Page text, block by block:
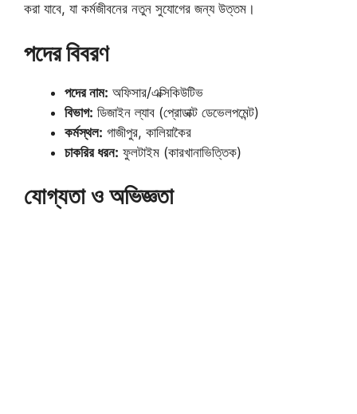
করা যাবে, যা কর্মজীবনের নতুন সুযোগের জন্য উত্তম।
পদের বিবরণ
পদের নাম: অফিসার/এক্সিকিউটিভ
বিভাগ: ডিজাইন ল্যাব (প্রোডাক্ট ডেভেলপমেন্ট)
কর্মস্থল: গাজীপুর, কালিয়াকৈর
চাকরির ধরন: ফুলটাইম (কারখানাভিত্তিক)
যোগ্যতা ও অভিজ্ঞতা